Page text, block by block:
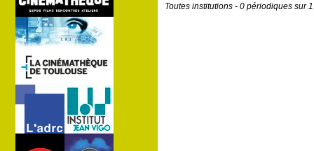
Toutes institutions - 0 périodiques sur